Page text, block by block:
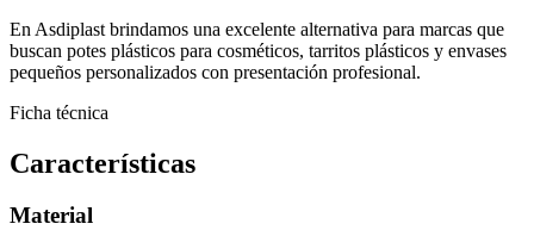
En Asdiplast brindamos una excelente alternativa para marcas que
buscan potes plásticos para cosméticos, tarritos plásticos y envases
pequeños personalizados con presentación profesional.
Ficha técnica
Características
Material